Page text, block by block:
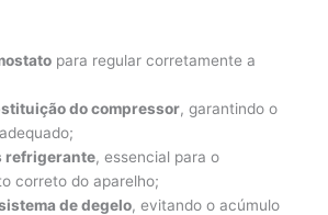
para regular corretamente a
do compressor, garantindo o
refrigerante, essencial para o
correto do aparelho;
de degelo, evitando o acúmulo